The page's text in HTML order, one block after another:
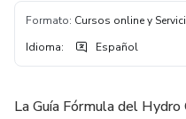
Formato: Cursos online y
Idioma: Español
La Guía Fórmula del